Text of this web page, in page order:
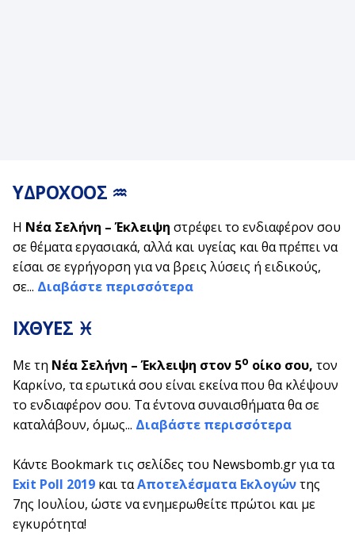
ΥΔΡΟΧΟΟΣ ♒
Η Νέα Σελήνη – Έκλειψη στρέφει το ενδιαφέρον σου
σε θέματα εργασιακά, αλλά και υγείας και θα πρέπει να
είσαι σε εγρήγορση για να βρεις λύσεις ή ειδικούς,
σε... Διαβάστε περισσότερα
ΙΧΘΥΕΣ ♓
Με τη Νέα Σελήνη – Έκλειψη στον 5ο οίκο σου, τον
Καρκίνο, τα ερωτικά σου είναι εκείνα που θα κλέψουν
το ενδιαφέρον σου. Τα έντονα συναισθήματα θα σε
καταλάβουν, όμως... Διαβάστε περισσότερα
Κάντε Bookmark τις σελίδες του Newsbomb.gr για τα
Exit Poll 2019 και ταΑποτελέσματα Εκλογώντης
7ης Ιουλίου, ώστε να ενημερωθείτε πρώτοι και με
εγκυρότητα!